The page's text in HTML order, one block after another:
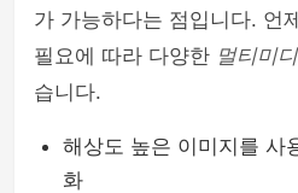
가 가능하다는 점입니다. 언
필요에 따라 다양한 멀티미
습니다.
해상도 높은 이미지를 사
화